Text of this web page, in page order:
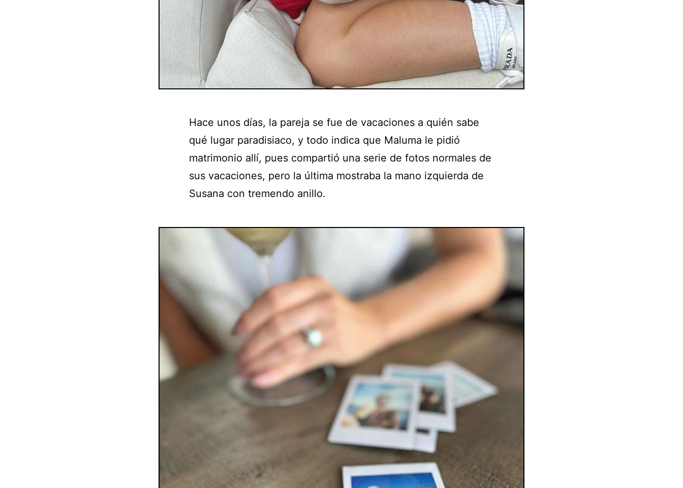
Hace unos días, la pareja se fue de vacaciones a quién sabe
qué lugar paradisiaco, y todo indica que Maluma le pidió
matrimonio allí, pues compartió una serie de fotos normales de
sus vacaciones, pero la última mostraba la mano izquierda de
Susana con tremendo anillo.